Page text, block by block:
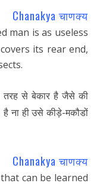
Chanakya चाणक्य
man is as useless
its rear end,
तरह से बेकार है जैसे की
ना ही उसे कीड़े-मकौडों
Chanakya चाणक्य
can be learned